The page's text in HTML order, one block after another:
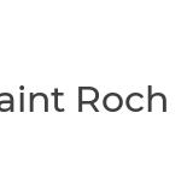
Roch